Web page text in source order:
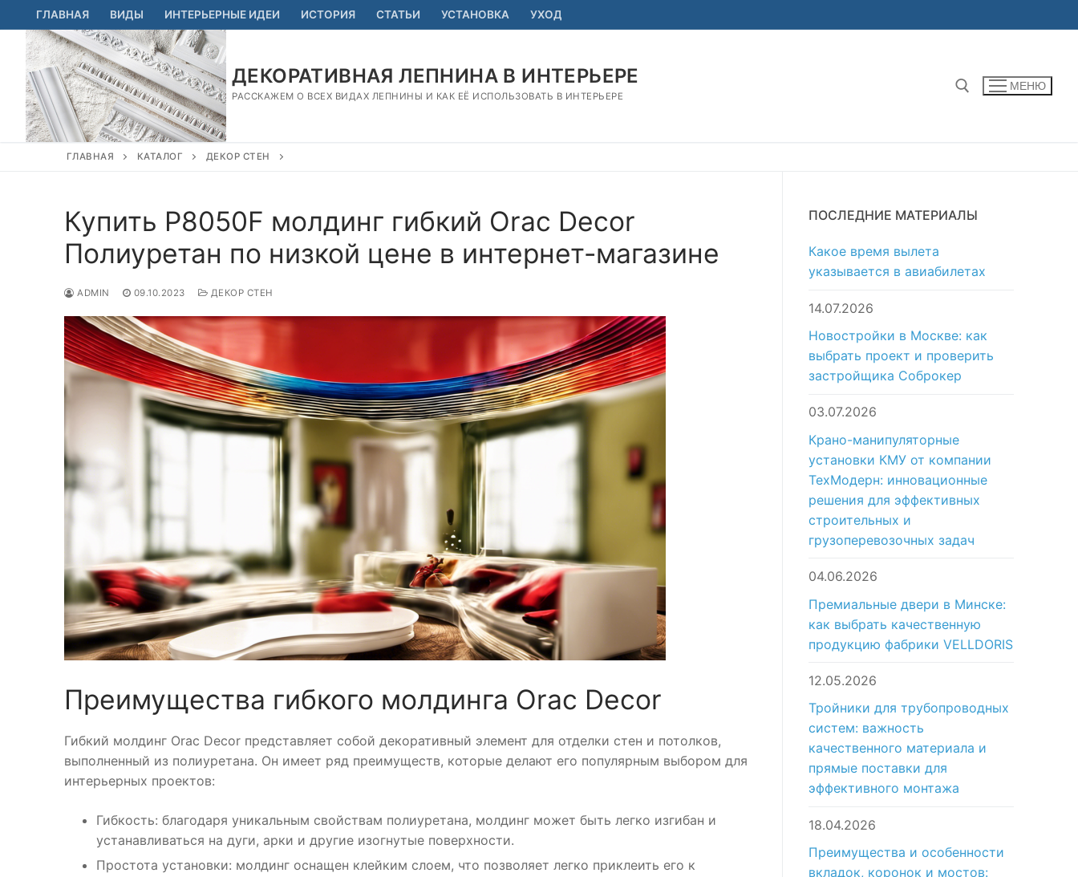
Перейти
к
содержимому
ГЛАВНАЯ ВИДЫ ИНТЕРЬЕРНЫЕ ИДЕИ ИСТОРИЯ СТАТЬИ УСТАНОВКА УХОД
ДЕКОРАТИВНАЯ ЛЕПНИНА В ИНТЕРЬЕРЕ
РАССКАЖЕМ О ВСЕХ ВИДАХ ЛЕПНИНЫ И КАК ЕЁ ИСПОЛЬЗОВАТЬ В ИНТЕРЬЕРЕ
МЕНЮ
ГЛАВНАЯ КАТАЛОГ ДЕКОР СТЕН
Купить P8050F молдинг гибкий Orac Decor
Полиуретан по низкой цене в интернет-магазине
ADMIN 09.10.2023 ДЕКОР СТЕН
Преимущества гибкого молдинга Orac Decor
Гибкий молдинг Orac Decor представляет собой декоративный элемент для отделки стен и потолков,
выполненный из полиуретана. Он имеет ряд преимуществ, которые делают его популярным выбором для
интерьерных проектов:
Гибкость: благодаря уникальным свойствам полиуретана, молдинг может быть легко изгибан и
устанавливаться на дуги, арки и другие изогнутые поверхности.
Простота установки: молдинг оснащен клейким слоем, что позволяет легко приклеить его к
ПОСЛЕДНИЕ МАТЕРИАЛЫ
Какое время вылета
указывается в авиабилетах
14.07.2026
Новостройки в Москве: как
выбрать проект и проверить
застройщика Соброкер
03.07.2026
Крано-манипуляторные
установки КМУ от компании
ТехМодерн: инновационные
решения для эффективных
строительных и
грузоперевозочных задач
04.06.2026
Премиальные двери в Минске:
как выбрать качественную
продукцию фабрики VELLDORIS
12.05.2026
Тройники для трубопроводных
систем: важность
качественного материала и
прямые поставки для
эффективного монтажа
18.04.2026
Преимущества и особенности
вкладок, коронок и мостов: